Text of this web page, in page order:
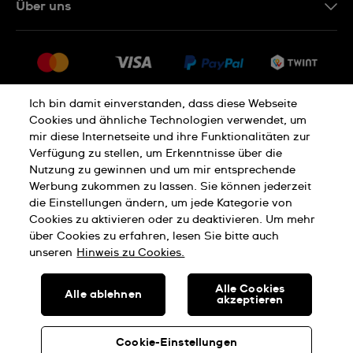
Rückgaberecht
Verkaufs- und Lieferbedingungen
Vertrag widerrufen
Über uns
Jobs
Datenschutzerklärung Cookies Hinweis
Nutzungsbedingungen Impressum
SWISS MADE
© SWATCH AG 2026, ALLE RECHTE VORBEHALTEN: SWISS
Ich bin damit einverstanden, dass diese Webseite
Cookies und ähnliche Technologien verwendet, um
mir diese Internetseite und ihre Funktionalitäten zur
Verfügung zu stellen, um Erkenntnisse über die
Nutzung zu gewinnen und um mir entsprechende
Werbung zukommen zu lassen. Sie können jederzeit
die Einstellungen ändern, um jede Kategorie von
Cookies zu aktivieren oder zu deaktivieren. Um mehr
über Cookies zu erfahren, lesen Sie bitte auch
unseren Hinweis zu Cookies.
Cookie-Einstellungen
Alle ablehnen
Alle Cookies
akzeptieren